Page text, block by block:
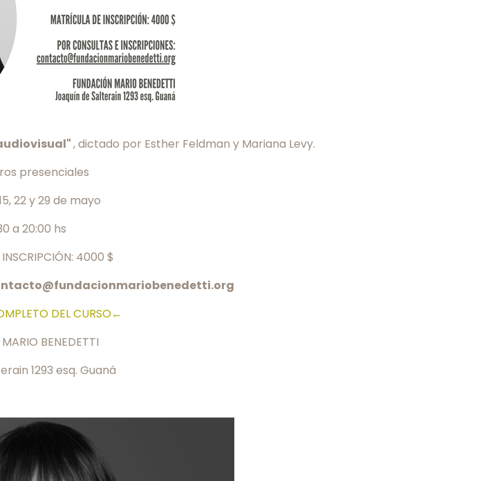
, dictado por Esther Feldman y Mariana Levy.
presenciales
22 y 29 de mayo
a 20:00 hs
4000 $
DEL CURSO←
BENEDETTI
1293 esq. Guaná